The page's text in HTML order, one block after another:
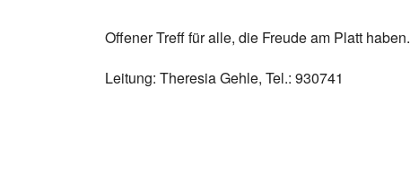
Offener Treff für alle, die Freude am Platt haben.
Leitung: Theresia Gehle, Tel.: 930741